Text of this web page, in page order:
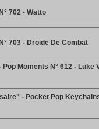
702 - Watto
703 - Droide De Combat
Moments N° 612 - Luke
- Pocket Pop